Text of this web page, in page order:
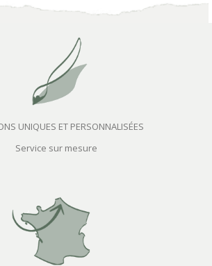
UNIQUES ET PERSONNALISÉES
Service sur mesure